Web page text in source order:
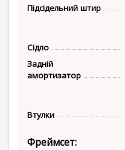
Підсідельний штир
Сідло
Задній
амортизатор
Втулки
Фреймсет: